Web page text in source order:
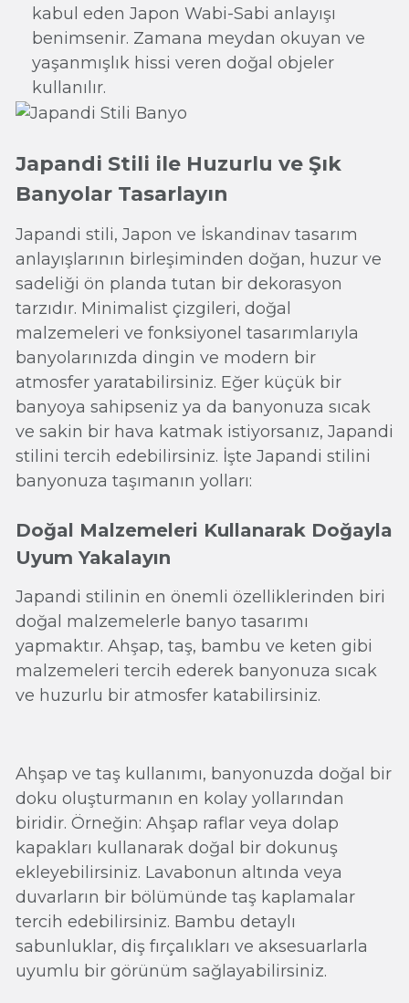
kabul eden Japon Wabi-Sabi anlayışı
benimsenir. Zamana meydan okuyan ve
yaşanmışlık hissi veren doğal objeler
kullanılır.
Japandi Stili ile Huzurlu ve Şık
Banyolar Tasarlayın
Japandi stili, Japon ve İskandinav tasarım
anlayışlarının birleşiminden doğan, huzur ve
sadeliği ön planda tutan bir dekorasyon
tarzıdır. Minimalist çizgileri, doğal
malzemeleri ve fonksiyonel tasarımlarıyla
banyolarınızda dingin ve modern bir
atmosfer yaratabilirsiniz. Eğer küçük bir
banyoya sahipseniz ya da banyonuza sıcak
ve sakin bir hava katmak istiyorsanız, Japandi
stilini tercih edebilirsiniz. İşte Japandi stilini
banyonuza taşımanın yolları:
Doğal Malzemeleri Kullanarak Doğayla
Uyum Yakalayın
Japandi stilinin en önemli özelliklerinden biri
doğal malzemelerle banyo tasarımı
yapmaktır. Ahşap, taş, bambu ve keten gibi
malzemeleri tercih ederek banyonuza sıcak
ve huzurlu bir atmosfer katabilirsiniz.
Ahşap ve taş kullanımı, banyonuzda doğal bir
doku oluşturmanın en kolay yollarından
biridir. Örneğin: Ahşap raflar veya dolap
kapakları kullanarak doğal bir dokunuş
ekleyebilirsiniz. Lavabonun altında veya
duvarların bir bölümünde taş kaplamalar
tercih edebilirsiniz. Bambu detaylı
sabunluklar, diş fırçalıkları ve aksesuarlarla
uyumlu bir görünüm sağlayabilirsiniz.